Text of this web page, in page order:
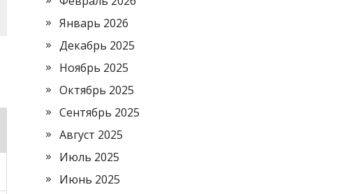
Январь 2026
Декабрь 2025
Ноябрь 2025
Октябрь 2025
Сентябрь 2025
Август 2025
Июль 2025
Июнь 2025